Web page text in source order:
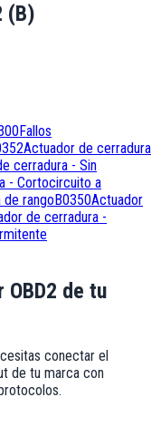
(B)
Fallos
Actuador de cerradura
cerradura - Sin
- Cortocircuito a
rango B0350Actuador
de cerradura -
de tu
conectar el
de tu marca con